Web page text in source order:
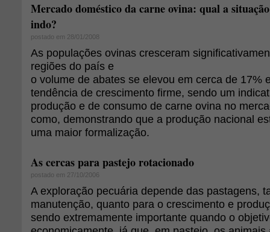
Mercado doméstico da carne ovina: qual a
indo?
postado em 28/01/2008
As populações ovinas cresceram
regiões do país e
o volume de abates se elevou em cerca de 17%
tendência de crescimento firme, sendo um
produção e de consumo de carne ovina no
como, demonstrando que a produção nacional
uma maior formalização.
As cercas para pastejo rotacionado
postado em 27/10/2006
A exploração pecuária depende das pastagens,
manutenção, quanto para o crescimento e
sendo extremamente importante quando o